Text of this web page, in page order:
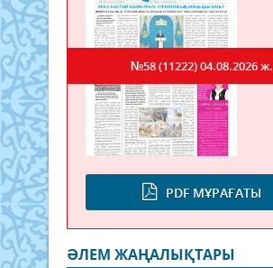
PDF МҰРАҒАТЫ
№58 (11222)04.08.2026 ж.
ӘЛЕМ ЖАҢАЛЫҚТАРЫ